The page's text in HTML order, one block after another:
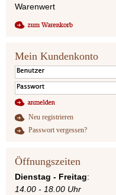
Warenwert
Mein Kundenkonto
Neu registrieren
Passwort vergessen?
Öffnungszeiten
Dienstag - Freitag:
14.00 - 18.00 Uhr